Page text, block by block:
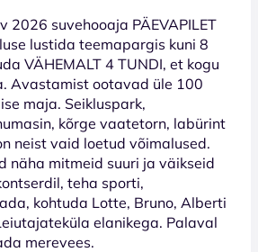
2026 suvehooaja PÄEVAPILET
lustida teemapargis kuni 8
VÄHEMALT 4 TUNDI, et kogu
Avastamist ootavad üle 100
maja. Seikluspark,
kõrge vaatetorn, labürint
neist vaid loetud võimalused.
näha mitmeid suuri ja väikseid
teha sporti,
kohtuda Lotte, Bruno, Alberti
elanikega. Palaval
merevees.